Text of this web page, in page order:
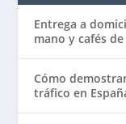
Entrega a
mano y cafés
Cómo
tráfico en